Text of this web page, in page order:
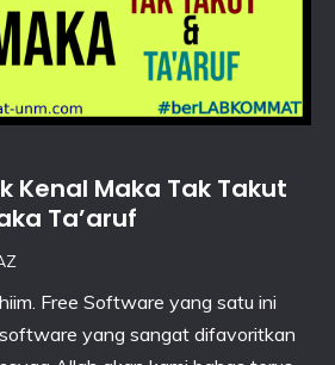
Kenal Maka Tak Takut
Ta’aruf
Free Software yang satu ini
yang sangat difavoritkan